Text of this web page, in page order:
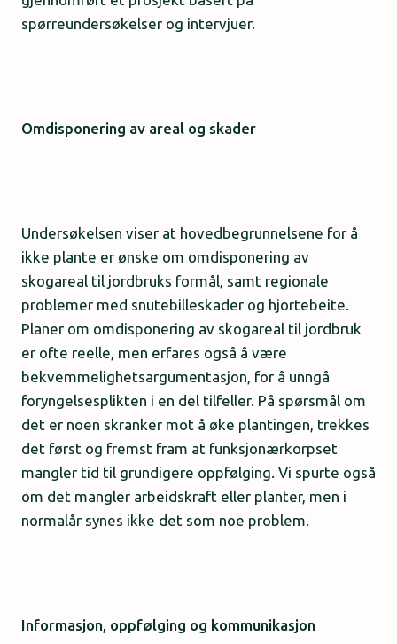
spørreundersøkelser og intervjuer.
Omdisponering av areal og skader
Undersøkelsen viser at hovedbegrunnelsene for å
ikke plante er ønske om omdisponering av
skogareal til jordbruks formål, samt regionale
problemer med snutebilleskader og hjortebeite.
Planer om omdisponering av skogareal til jordbruk
er ofte reelle, men erfares også å være
bekvemmelighetsargumentasjon, for å unngå
foryngelsesplikten i en del tilfeller. På spørsmål om
det er noen skranker mot å øke plantingen, trekkes
det først og fremst fram at funksjonærkorpset
mangler tid til grundigere oppfølging. Vi spurte også
om det mangler arbeidskraft eller planter, men i
normalår synes ikke det som noe problem.
Informasjon, oppfølging og kommunikasjon